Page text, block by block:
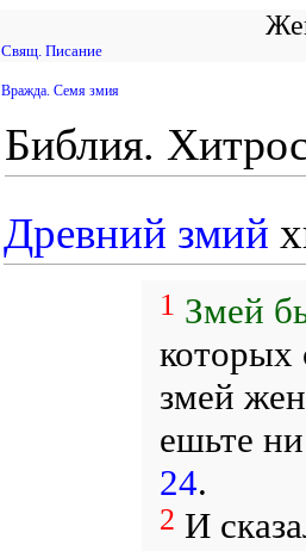
Свящ. Писание
Вражда. Семя змия
Библия.
Древний змий
1 Змей
которых
змей
ешьте
24.
2 И